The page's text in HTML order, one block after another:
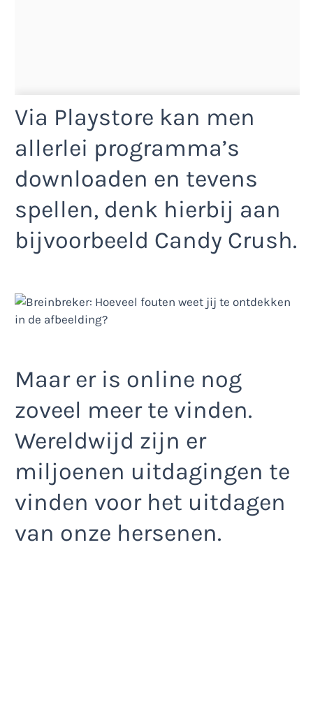
Via Playstore kan men
allerlei programma’s
downloaden en tevens
spellen, denk hierbij aan
bijvoorbeeld Candy Crush.
Maar er is online nog
zoveel meer te vinden.
Wereldwijd zijn er
miljoenen uitdagingen te
vinden voor het uitdagen
van onze hersenen.